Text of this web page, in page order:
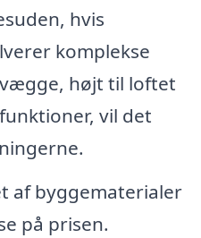
hvis
komplekse
højt til loftet
vil det
af byggematerialer
på prisen.